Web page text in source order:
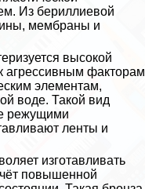
Из бериллиевой
мембраны и
высокой
агрессивным факторам
элементам,
воде. Такой вид
режущими
ленты и
изготавливать
повышенной